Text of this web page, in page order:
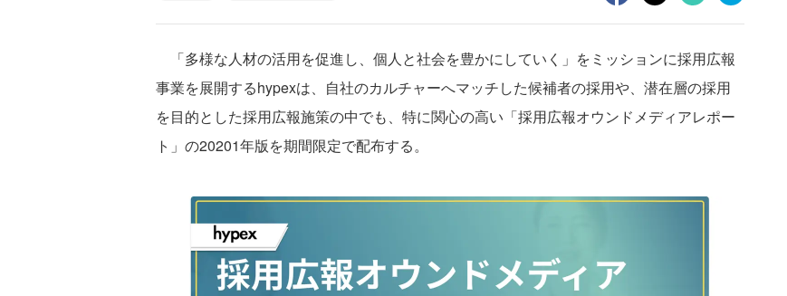
「多様な人材の活用を促進し、個人と社会を豊かにしていく」をミッションに採用広報
事業を展開するhypexは、自社のカルチャーへマッチした候補者の採用や、潜在層の採用
を目的とした採用広報施策の中でも、特に関心の高い「採用広報オウンドメディアレポー
ト」の20201年版を期間限定で配布する。